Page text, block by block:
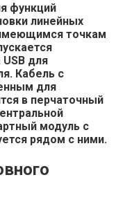
функций
линейных
точкам
для
Кабель с
для
в перчаточный
модуль с
рядом с ними.